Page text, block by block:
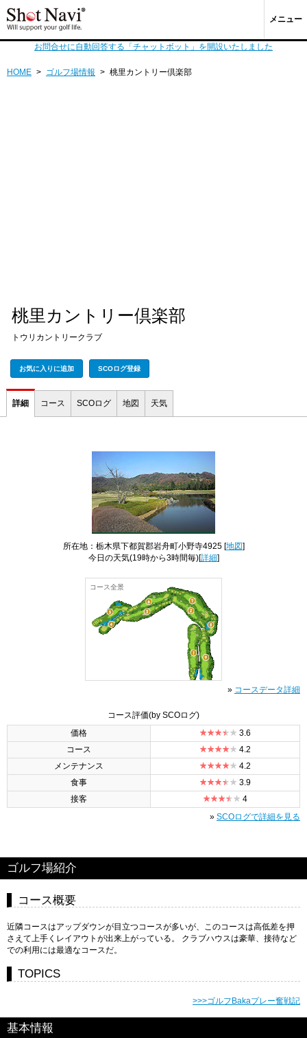
メニュー
お問合せに自動回答する「チャットボット」を開設いたしました
HOME > ゴルフ場情報 > 桃里カントリー倶楽部
桃里カントリー倶楽部
トウリカントリークラブ
お気に入りに追加 SCOログ登録
詳細 コース SCOログ 地図 天気
所在地：栃木県下都賀郡岩舟町小野寺4925 [地図]
今日の天気(19時から3時間毎)[詳細]
コース全景
» コースデータ詳細
コース評価(by SCOログ)
価格
3.6
コース
4.2
メンテナンス
4.2
食事
3.9
接客
4
» SCOログで詳細を見る
ゴルフ場紹介
コース概要
近隣コースはアップダウンが目立つコースが多いが、このコースは高低差を押
さえて上手くレイアウトが出来上がっている。 クラブハウスは豪華、接待など
での利用には最適なコースだ。
TOPICS
>>>ゴルフBakaプレー奮戦記
基本情報